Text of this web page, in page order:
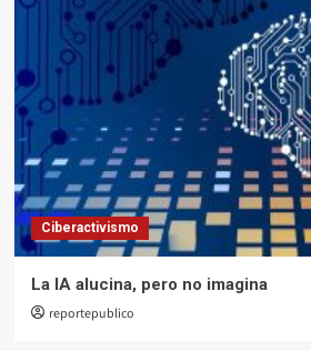
Ciberactivismo
La IA alucina, pero no imagina
reportepublico